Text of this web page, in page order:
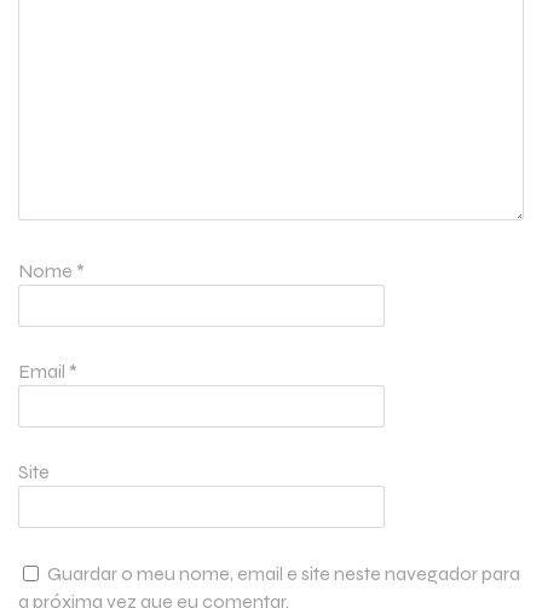
Nome *
Email *
Site
Guardar o meu nome, email e site neste navegador para
a próxima vez que eu comentar.